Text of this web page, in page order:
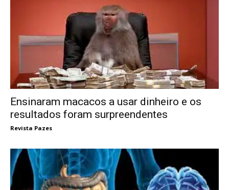
Ensinaram macacos a usar dinheiro e os
resultados foram surpreendentes
Revista Pazes